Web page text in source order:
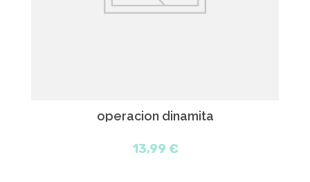
operacion dinamita
13,99 €